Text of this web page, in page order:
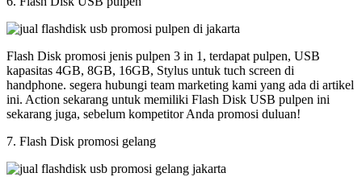
Flash Disk promosi jenis pulpen 3 in 1, terdapat pulpen, USB
kapasitas 4GB, 8GB, 16GB, Stylus untuk tuch screen di
handphone. segera hubungi team marketing kami yang ada di artikel
ini. Action sekarang untuk memiliki Flash Disk USB pulpen ini
sekarang juga, sebelum kompetitor Anda promosi duluan!
7. Flash Disk promosi gelang